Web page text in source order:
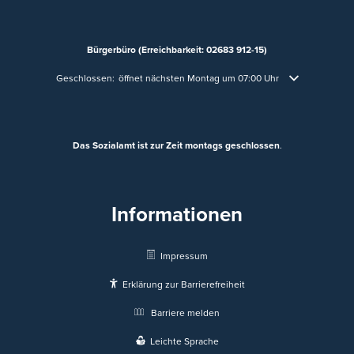
Bürgerbüro (Erreichbarkeit: 02683 912-15)
Klicken, um weitere Öffnungs- oder Schließzeiten auszublenden
Geschlossen: öffnet nächsten Montag um 07:00 Uhr
Das Sozialamt ist zur Zeit montags geschlossen.
Informationen
Impressum
Erklärung zur Barrierefreiheit
Barriere melden
Leichte Sprache